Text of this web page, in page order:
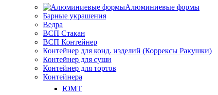
Алюминиевые формы
Барные украшения
Ведра
ВСП Стакан
ВСП Контейнер
Контейнер для конд. изделий (Коррексы Ракушки)
Контейнер для суши
Контейнер для тортов
Контейнера
ЮМТ